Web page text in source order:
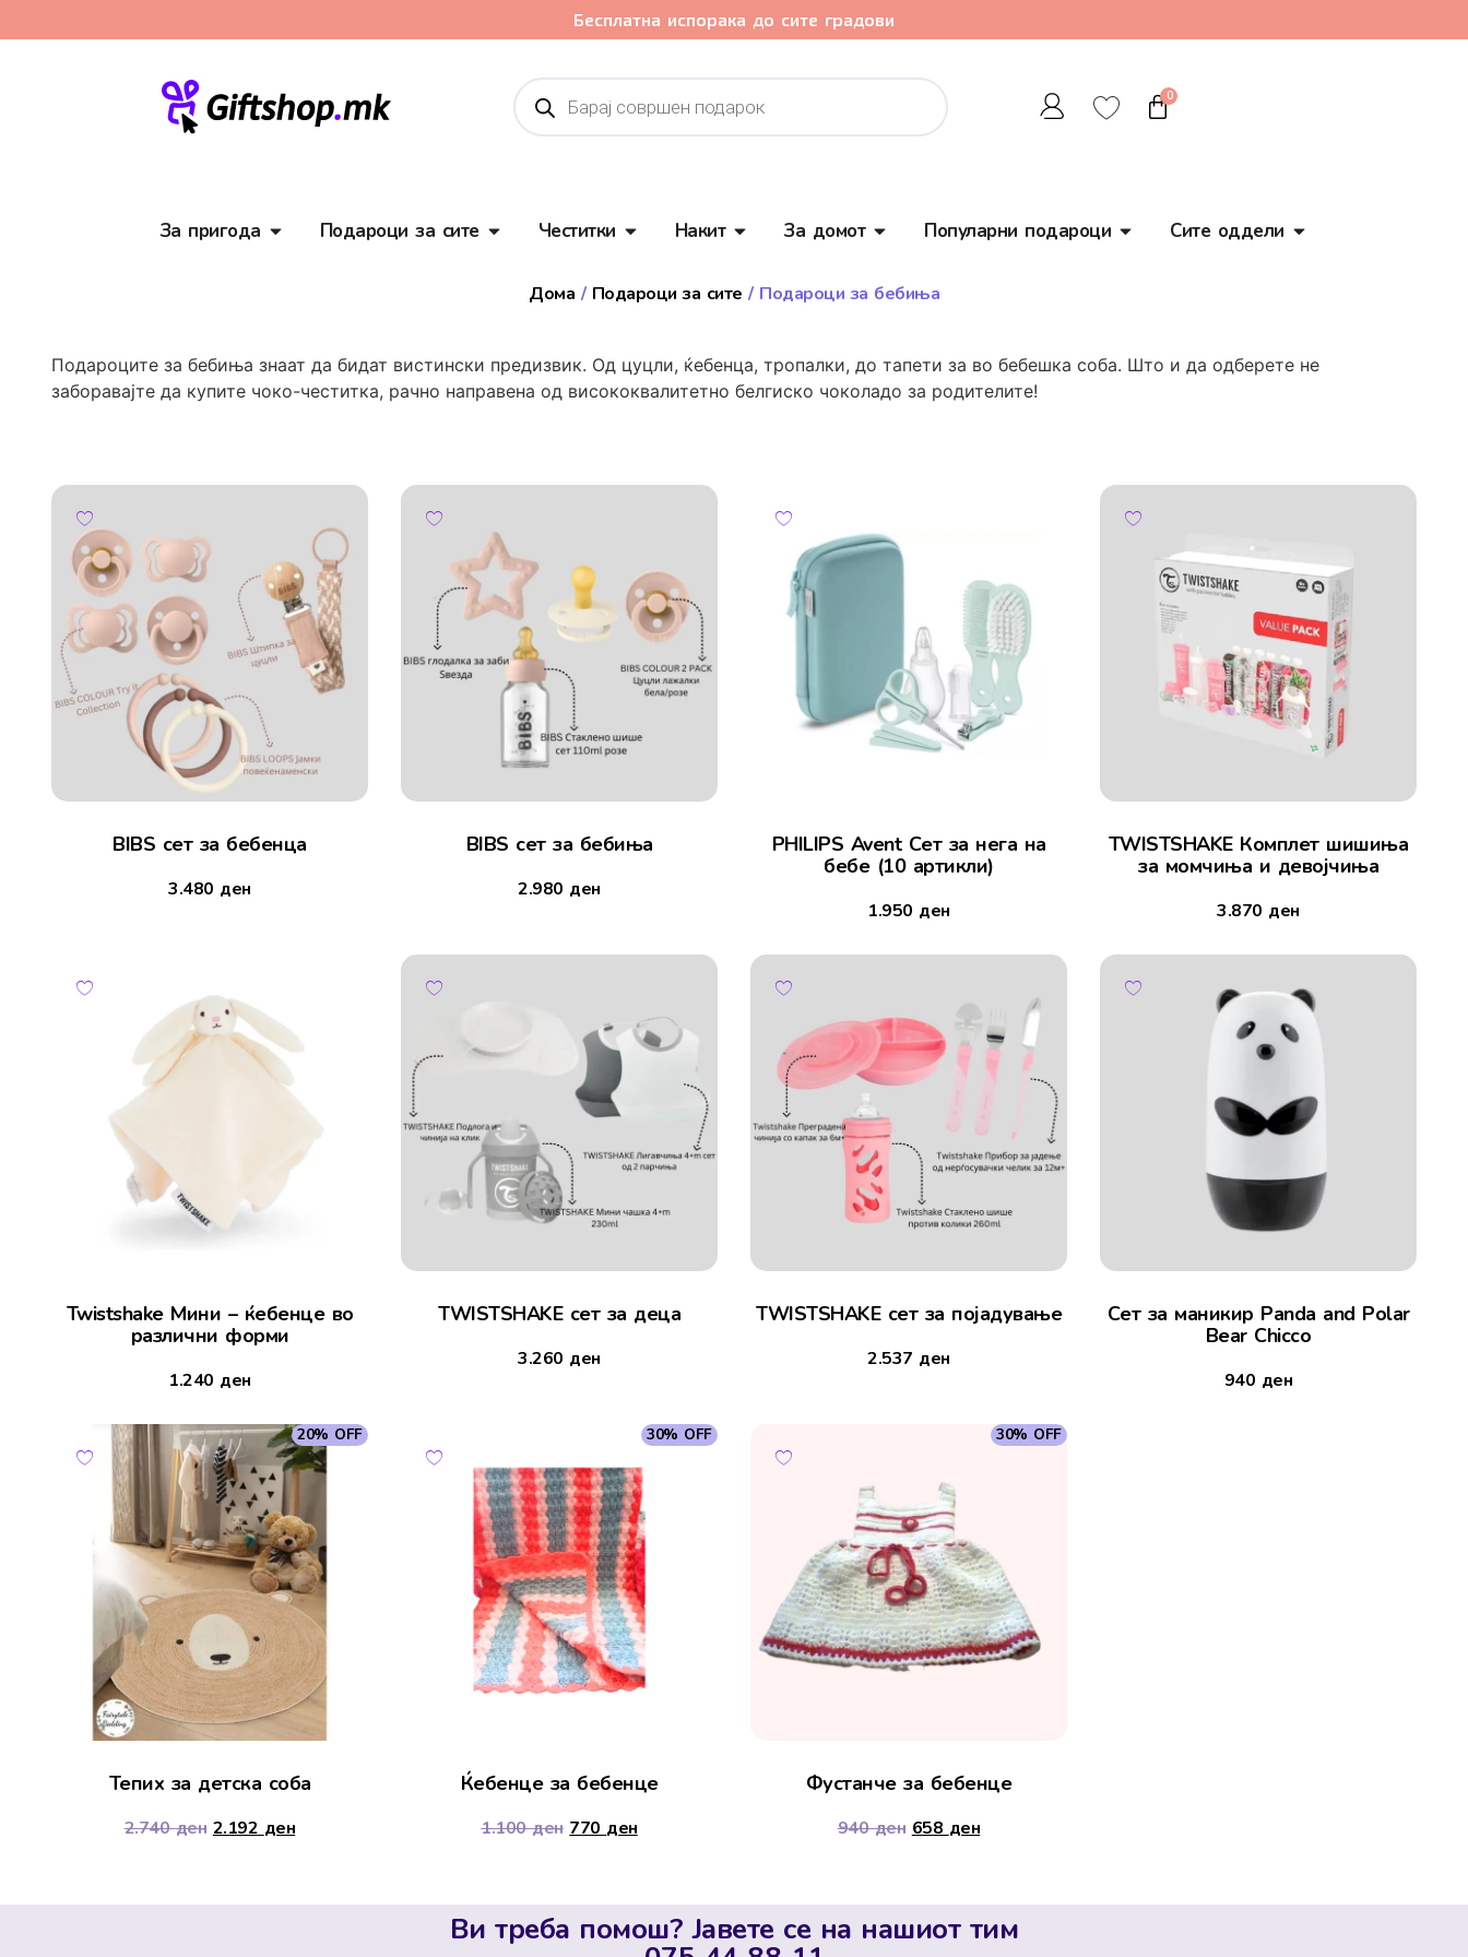
Бесплатна испорака до сите градови
0
За пригода Подароци за сите Честитки Накит За домот Популарни подароци Сите оддели
Дома / Подароци за сите / Подароци за бебиња
Подароците за бебиња знаат да бидат вистински предизвик. Од цуцли, ќебенца, тропалки, до тапети за во бебешка соба. Што и да одберете не
заборавајте да купите чоко-честитка, рачно направена од висококвалитетно белгиско чоколадо за родителите!
BIBS сет за бебенца
3.480 ден
BIBS сет за бебиња
2.980 ден
PHILIPS Avent Сет за нега на
бебе (10 артикли)
1.950 ден
TWISTSHAKE Комплет шишиња
за момчиња и девојчиња
3.870 ден
Twistshake Мини – ќебенце во
различни форми
1.240 ден
TWISTSHAKE сет за деца
3.260 ден
TWISTSHAKE сет за појадување
2.537 ден
Сет за маникир Panda and Polar
Bear Chicco
940 ден
20% OFF
Тепих за детска соба
2.740ден 2.192 ден
30% OFF
Ќебенце за бебенце
1.100ден 770 ден
30% OFF
Фустанче за бебенце
940ден 658 ден
Ви треба помош? Јавете се на нашиот тим